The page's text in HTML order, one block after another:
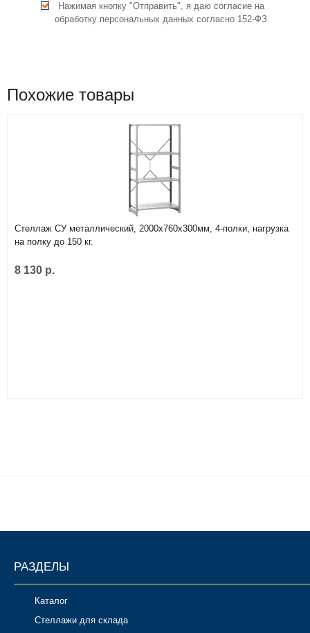
Нажимая кнопку "Отправить", я даю согласие на
обработку персональных данных согласно 152-ФЗ
Похожие товары
Стеллаж СУ металлический, 2000х760х300мм, 4-полки, нагрузка
на полку до 150 кг.
8 130 р.
РАЗДЕЛЫ
Каталог
Стеллажи для склада